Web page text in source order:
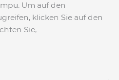
Um auf den
klicken Sie auf den
Sie,